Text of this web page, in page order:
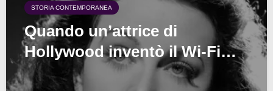
STORIA CONTEMPORANEA
Quando un’attrice di
Hollywood inventò il Wi-Fi…